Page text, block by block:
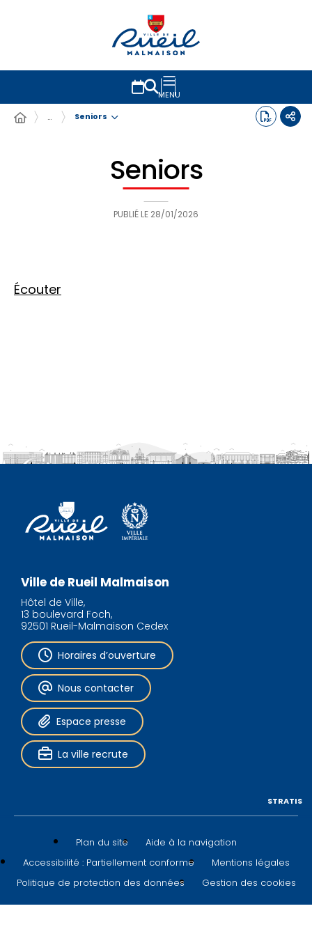
MENU
…
Seniors
Seniors
PUBLIÉ LE 28/01/2026
Écouter
Ville de Rueil Malmaison
Hôtel de Ville,
13 boulevard Foch,
92501 Rueil-Malmaison Cedex
Horaires d’ouverture
Nous contacter
Espace presse
La ville recrute
Plan du site
Aide à la navigation
Accessibilité : Partiellement conforme
Mentions légales
Politique de protection des données
Gestion des cookies
STRATIS